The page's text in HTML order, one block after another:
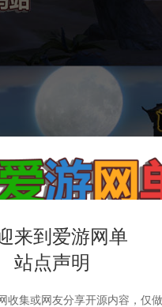
来到爱游网单
站点声明
收集或网友分享开源内容，仅